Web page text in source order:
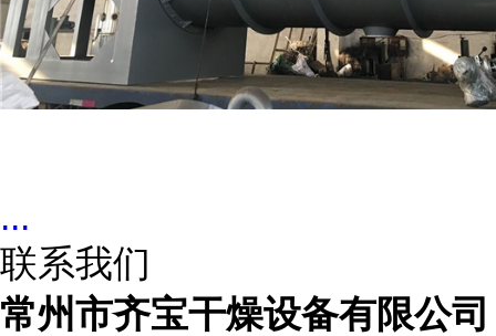
...
联系我们
常州市齐宝干燥设备有限公司